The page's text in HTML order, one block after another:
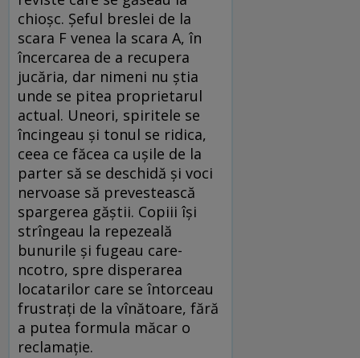
chioșc. Șeful breslei de la
scara F venea la scara A, în
încercarea de a recupera
jucăria, dar nimeni nu știa
unde se pitea proprietarul
actual. Uneori, spiritele se
încingeau și tonul se ridica,
ceea ce făcea ca ușile de la
parter să se deschidă și voci
nervoase să prevestească
spargerea găștii. Copiii își
strîngeau la repezeală
bunurile și fugeau care-
ncotro, spre disperarea
locatarilor care se întorceau
frustrați de la vînătoare, fără
a putea formula măcar o
reclamație.